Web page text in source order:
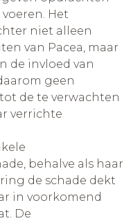
Het
niet alleen
van Pacea, maar
de invloed van
geen
de te verwachten
verrichte
behalve als haar
de schade dekt
in voorkomend
De